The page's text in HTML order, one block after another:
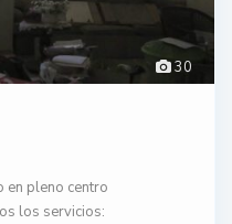
30
en pleno centro
los servicios: